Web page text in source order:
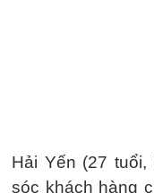
Hải Yến (27
sóc khách hàng